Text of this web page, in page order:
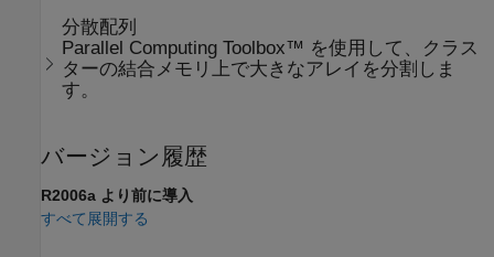
分散配列
Parallel Computing Toolbox™ を使用して、クラス
ターの結合メモリ上で大きなアレイを分割しま
す。
バージョン履歴
R2006a より前に導入
すべて展開する